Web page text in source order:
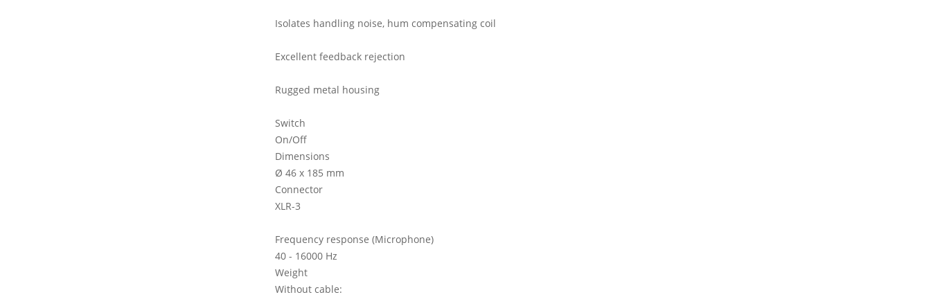
Isolates handling noise, hum compensating coil
Excellent feedback rejection
Rugged metal housing
Switch
On/Off
Dimensions
Ø 46 x 185 mm
Connector
XLR-3
Frequency response (Microphone)
40 - 16000 Hz
Weight
Without cable: